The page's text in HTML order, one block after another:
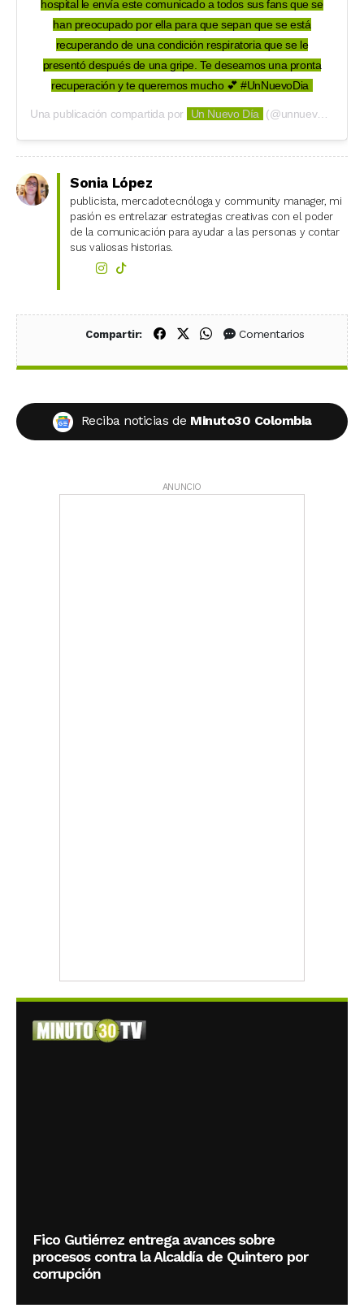
hospital le envía este comunicado a todos sus fans que se
han preocupado por ella para que sepan que se está
recuperando de una condición respiratoria que se le
presentó después de una gripe. Te deseamos una pronta
recuperación y te queremos mucho 💕 #UnNuevoDia
Una publicación compartida por Un Nuevo Día (@unnuevodia) el
Sonia López
publicista, mercadotecnóloga y community manager, mi
pasión es entrelazar estrategias creativas con el poder
de la comunicación para ayudar a las personas y contar
sus valiosas historias.
Compartir: Compartir en Facebook
Compartir en X (Twitter)
Compartir en WhatsApp
Comentarios
Reciba noticias de Minuto30 Colombia
ANUNCIO
Fico Gutiérrez entrega avances sobre
procesos contra la Alcaldía de Quintero por
corrupción